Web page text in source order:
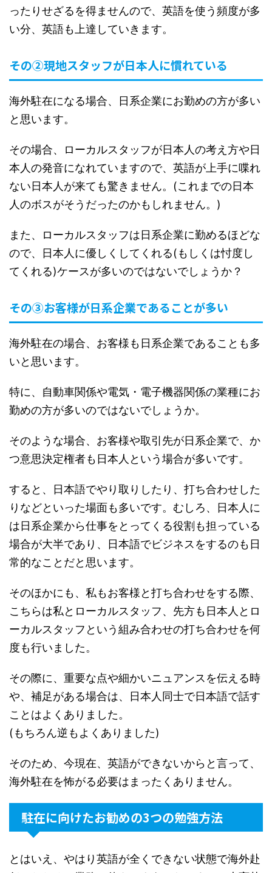
ったりせざるを得ませんので、英語を使う頻度が多
い分、英語も上達していきます。
その②現地スタッフが日本人に慣れている
海外駐在になる場合、日系企業にお勤めの方が多い
と思います。
その場合、ローカルスタッフが日本人の考え方や日
本人の発音になれていますので、英語が上手に喋れ
ない日本人が来ても驚きません。(これまでの日本
人のボスがそうだったのかもしれません。)
また、ローカルスタッフは日系企業に勤めるほどな
ので、日本人に優しくしてくれる(もしくは忖度し
てくれる)ケースが多いのではないでしょうか？
その③お客様が日系企業であることが多い
海外駐在の場合、お客様も日系企業であることも多
いと思います。
特に、自動車関係や電気・電子機器関係の業種にお
勤めの方が多いのではないでしょうか。
そのような場合、お客様や取引先が日系企業で、か
つ意思決定権者も日本人という場合が多いです。
すると、日本語でやり取りしたり、打ち合わせした
りなどといった場面も多いです。むしろ、日本人に
は日系企業から仕事をとってくる役割も担っている
場合が大半であり、日本語でビジネスをするのも日
常的なことだと思います。
そのほかにも、私もお客様と打ち合わせをする際、
こちらは私とローカルスタッフ、先方も日本人とロ
ーカルスタッフという組み合わせの打ち合わせを何
度も行いました。
その際に、重要な点や細かいニュアンスを伝える時
や、補足がある場合は、日本人同士で日本語で話す
ことはよくありました。
(もちろん逆もよくありました)
そのため、今現在、英語ができないからと言って、
海外駐在を怖がる必要はまったくありません。
駐在に向けたお勧めの3つの勉強方法
とはいえ、やはり英語が全くできない状態で海外赴